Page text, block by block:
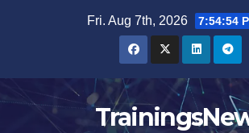
Fri. Aug 7th, 2026 7:54:55